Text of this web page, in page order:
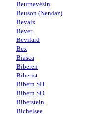
Beurnevésin
Beuson (Nendaz)
Bevaix
Bever
Bévilard
Bex
Biasca
Biberen
Biberist
Bibern SH
Bibern SO
Biberstein
Bichelsee